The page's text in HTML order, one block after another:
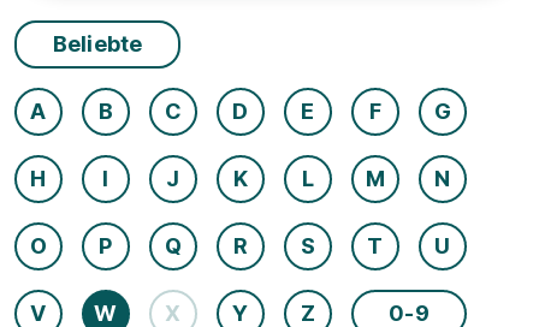
Beliebte
A B C D E F G
H I J K L M N
O P Q R S T U
V W X Y Z 0-9